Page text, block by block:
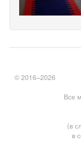
Все
(в
в
© 2016–2026